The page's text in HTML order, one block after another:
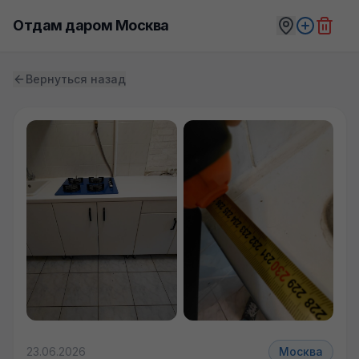
Отдам даром Москва
Вернуться назад
23.06.2026 Москва